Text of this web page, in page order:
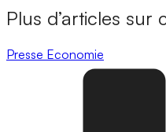
Plus d’articles sur
Presse Economie